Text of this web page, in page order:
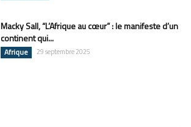
Macky Sall, “L’Afrique au cœur” : le manifeste d’un
continent qui...
Afrique 29 septembre 2025